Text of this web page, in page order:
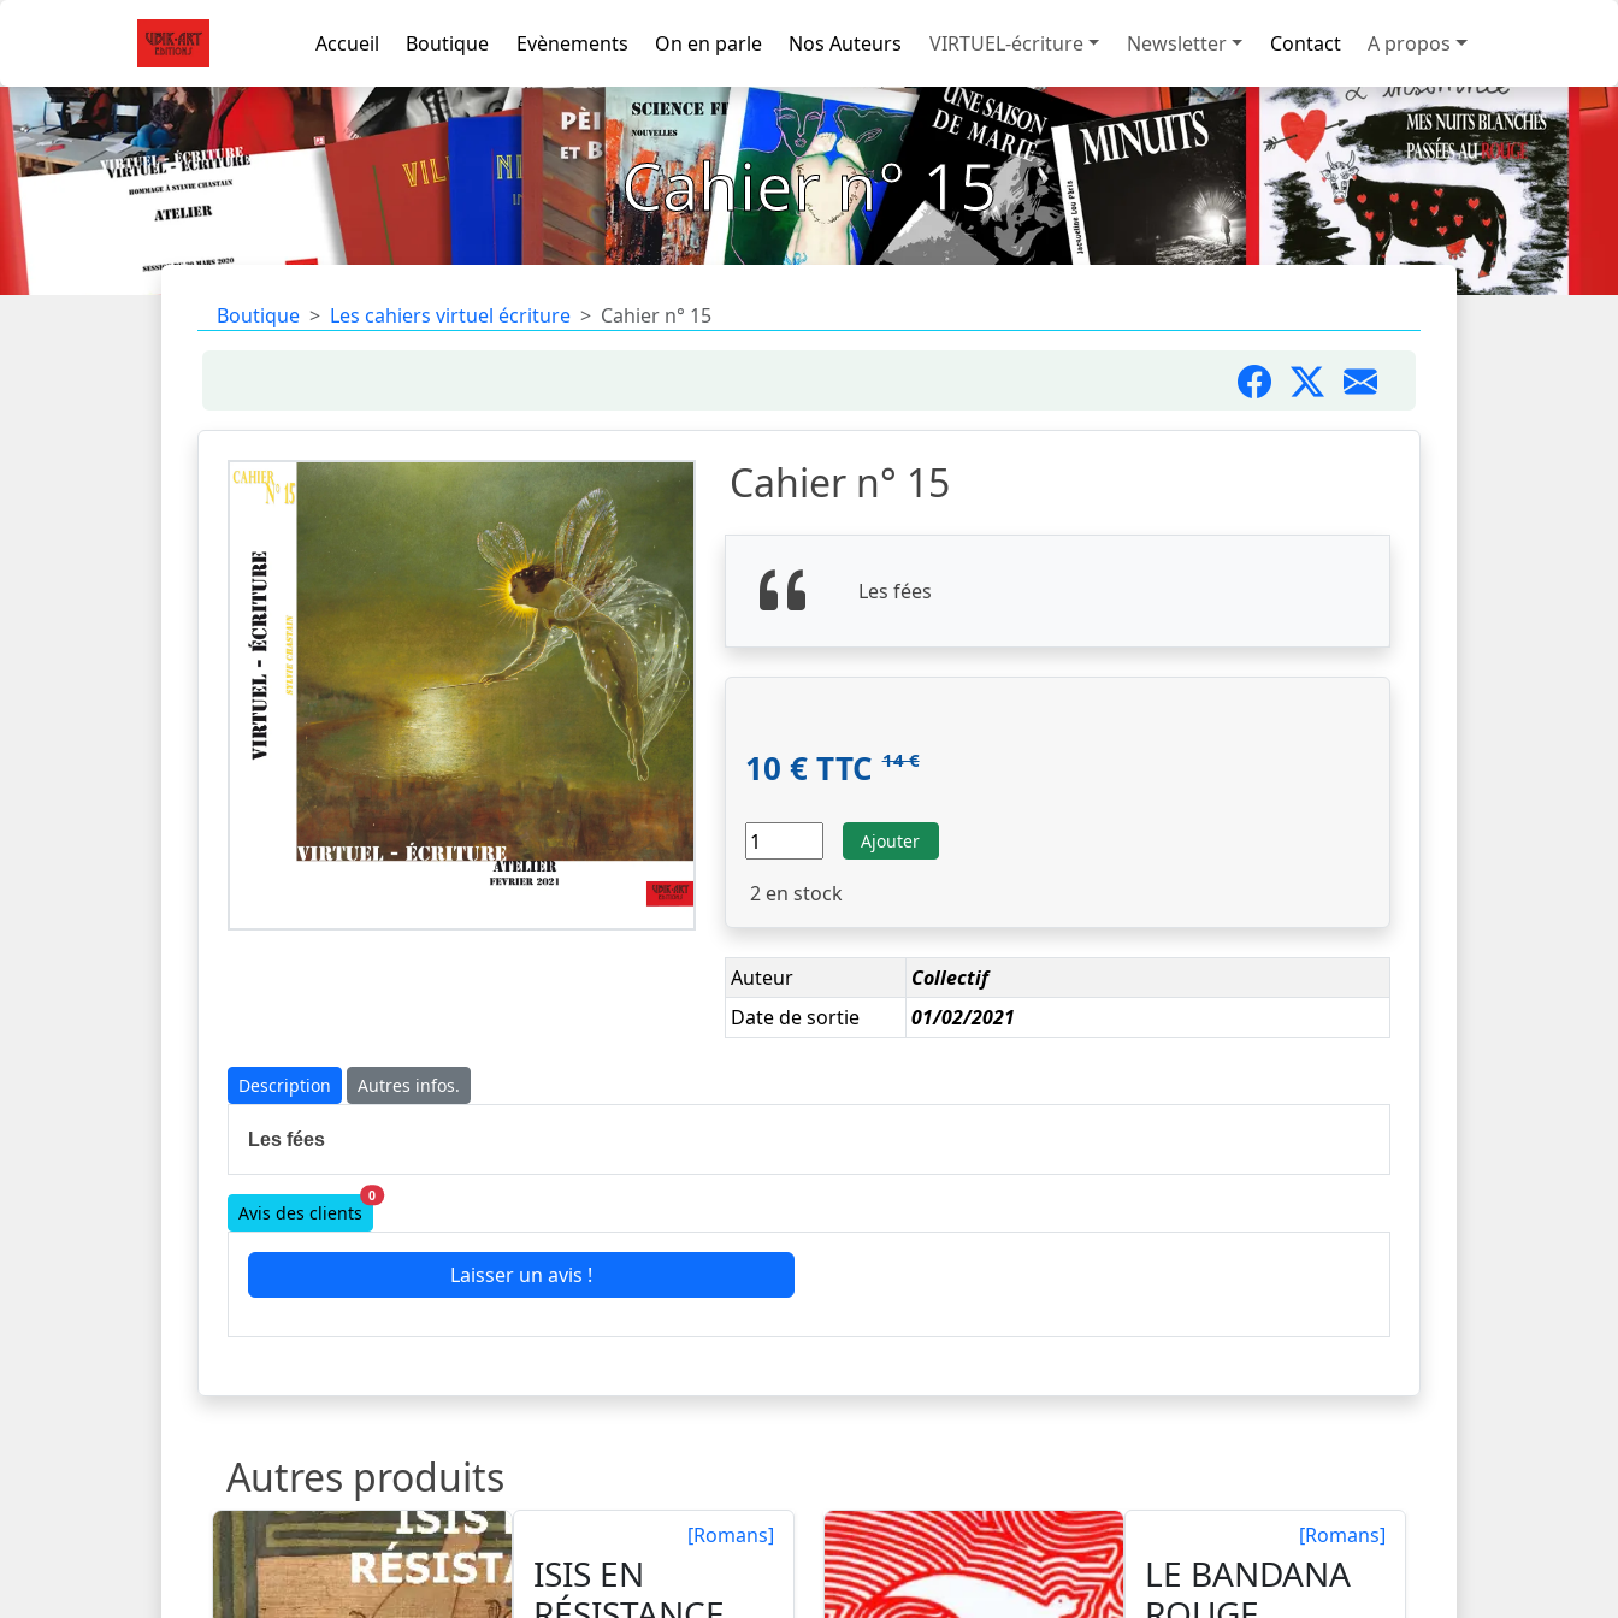
Accueil Boutique Evènements On en parle Nos Auteurs VIRTUEL-écriture Newsletter Contact A propos
Cahier n° 15
Boutique Les cahiers virtuel écriture Cahier n° 15
Cahier n° 15
Les fées
10 € TTC 14 €
Ajouter
2en stock
Auteur
Collectif
Date de sortie
01/02/2021
Description Autres infos.
Les fées
Avis des clients
0
Laisser un avis !
Autres produits
[Romans]
ISIS EN
[Romans]
LE BANDANA